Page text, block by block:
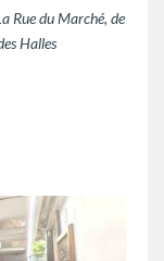
Rue du Marché, de
Halles